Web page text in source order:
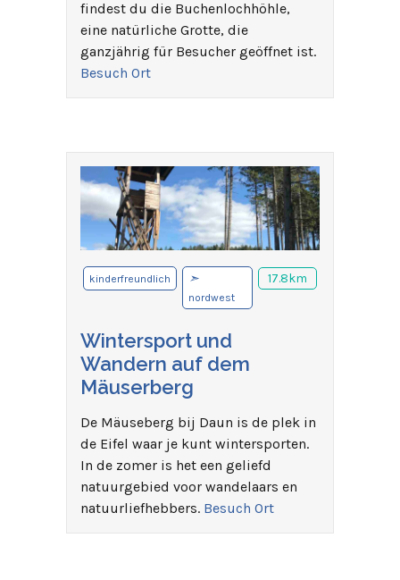
findest du die Buchenlochhöhle,
eine natürliche Grotte, die
ganzjährig für Besucher geöffnet ist.
Besuch Ort
kinderfreundlich ➣
nordwest
17.8km
Wintersport und
Wandern auf dem
Mäuserberg
De Mäuseberg bij Daun is de plek in
de Eifel waar je kunt wintersporten.
In de zomer is het een geliefd
natuurgebied voor wandelaars en
natuurliefhebbers. Besuch Ort